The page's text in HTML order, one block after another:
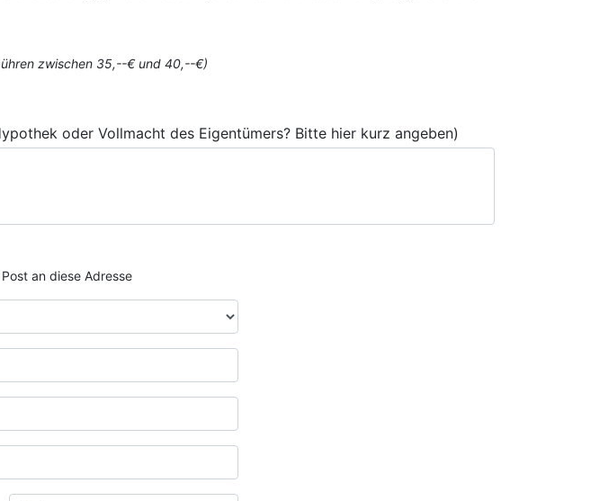
zwischen 35,--€ und 40,--€)
oder Vollmacht des Eigentümers? Bitte hier kurz angeben)
an diese Adresse